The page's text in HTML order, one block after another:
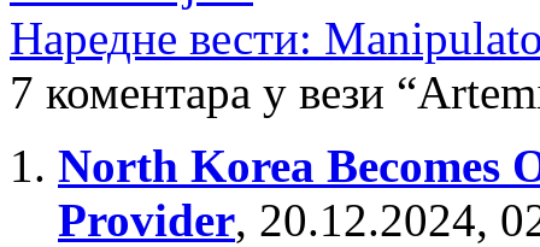
Наредне вести:
7 коментара у вези
North Korea Becomes
Provider, 20.12.2024,